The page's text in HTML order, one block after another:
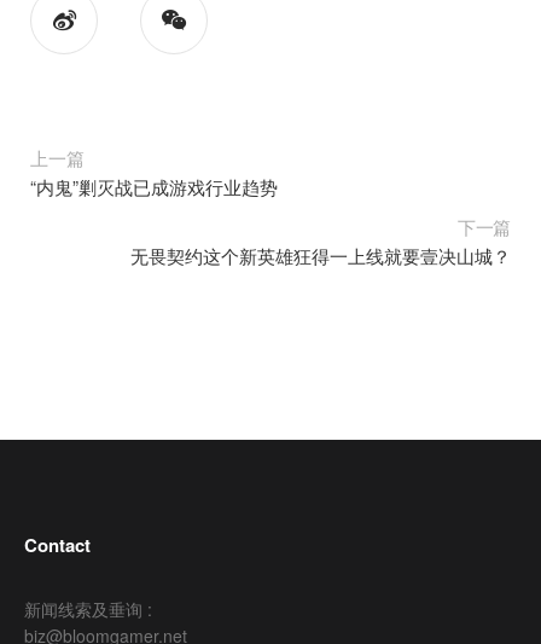
上一篇
“内鬼”剿灭战已成游戏行业趋势
下一篇
无畏契约这个新英雄狂得一上线就要壹决山城？
Contact
新闻线索及垂询 :
biz@bloomgamer.net